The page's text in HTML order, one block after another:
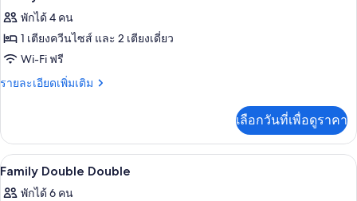
Suite
ภาพถ่าย
ทั้งหมด
ของ
Family
พักได้ 4 คน
1 เตียงควีนไซส์ และ 2 เตียงเดี่ยว
Wi-Fi ฟรี
รายละเอียดเพิ่มเติม
ราย
เกี่ยว
กับ
Family
Standard
เลือกวันที่เพื่อดูราคา
เปิด
ภาพถ่าย
เครื่องนอนระดับพรีเมียม, มินิบาร์, ตู้นิ
4
Family Double Double
พักได้ 6 คน